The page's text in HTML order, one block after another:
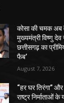
कोसा की चमक अब
मुख्यमंत्री विष्णु देव
छत्तीसगढ़ का
फैब’
August 7, 2026
“हर घर तिरंगा” और
राष्ट्र निर्माताओं